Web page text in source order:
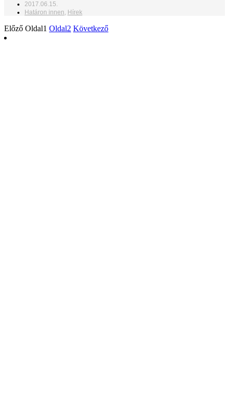
2017.06.15.
Határon innen, Hírek
Előző Oldal1 Oldal2 Következő